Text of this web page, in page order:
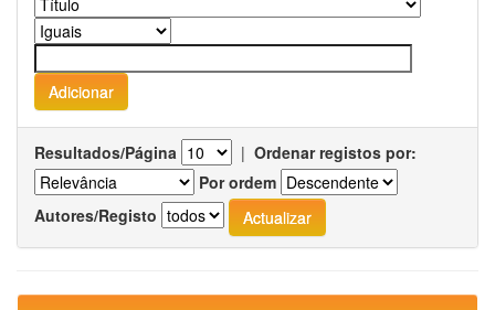
Resultados/Página | Ordenar registos por:
Por ordem
Autores/Registo